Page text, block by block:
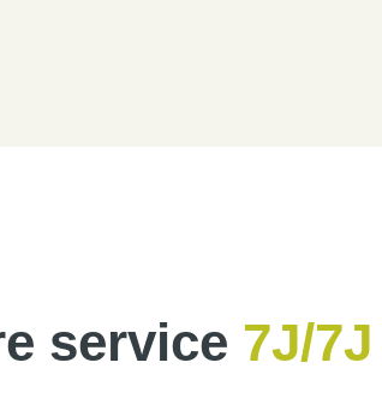
service 7J/7J